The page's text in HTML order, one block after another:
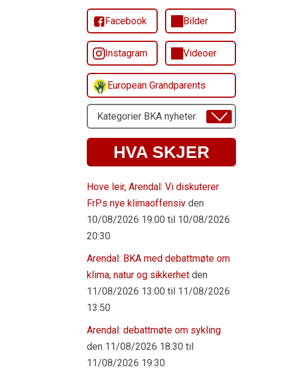
Facebook Bilder
Instagram Videoer
European Grandparents
Velg
Emne
HVA SKJER
Hove leir, Arendal: Vi diskuterer
FrPs nye klimaoffensiv den
10/08/2026 19:00 til 10/08/2026
20:30
Arendal: BKA med debattmøte om
klima, natur og sikkerhet den
11/08/2026 13:00 til 11/08/2026
13:50
Arendal: debattmøte om sykling
den 11/08/2026 18:30 til
11/08/2026 19:30